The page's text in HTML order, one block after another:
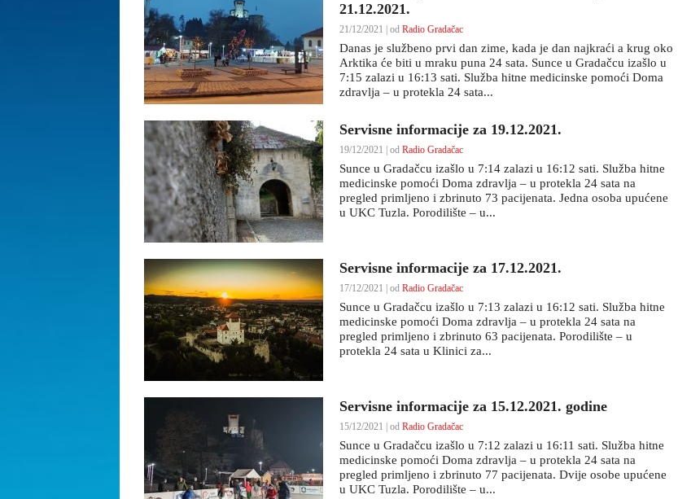
21.12.2021.
21/12/2021 | od Radio Gradačac
Danas je službeno prvi dan zime, kada je dan najkraći a krug oko
Arktika će biti u mraku puna 24 sata. Sunce u Gradačcu izašlo u
7:15 zalazi u 16:13 sati. Služba hitne medicinske pomoći Doma
zdravlja – u protekla 24 sata...
Servisne informacije za 19.12.2021.
19/12/2021 | od Radio Gradačac
Sunce u Gradačcu izašlo u 7:14 zalazi u 16:12 sati. Služba hitne
medicinske pomoći Doma zdravlja – u protekla 24 sata na
pregled primljeno i zbrinuto 73 pacijenata. Jedna osoba upućene
u UKC Tuzla. Porodilište – u...
Servisne informacije za 17.12.2021.
17/12/2021 | od Radio Gradačac
Sunce u Gradačcu izašlo u 7:13 zalazi u 16:12 sati. Služba hitne
medicinske pomoći Doma zdravlja – u protekla 24 sata na
pregled primljeno i zbrinuto 63 pacijenata. Porodilište – u
protekla 24 sata u Klinici za...
Servisne informacije za 15.12.2021. godine
15/12/2021 | od Radio Gradačac
Sunce u Gradačcu izašlo u 7:12 zalazi u 16:11 sati. Služba hitne
medicinske pomoći Doma zdravlja – u protekla 24 sata na
pregled primljeno i zbrinuto 77 pacijenata. Dvije osobe upućene
u UKC Tuzla. Porodilište – u...